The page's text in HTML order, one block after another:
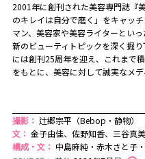
2001年に創刊された美容専門誌『
のキレイは自分で磨く」をキャッ
マン、美容家や美容ライターとい
新のビューティトピックを深く掘
には創刊25周年を迎え、これまで
をもとに、美容に対して誠実なメデ
撮影： 辻郷宗平（Bebop・静物）
文： 金子由佳、佐野知香、三谷真美
構成・文： 中島麻純・赤木さと子